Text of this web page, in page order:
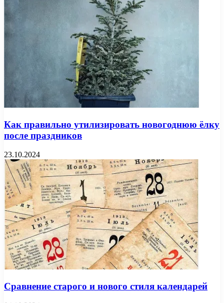
Как правильно утилизировать новогоднюю ёлку
после праздников
23.10.2024
Сравнение старого и нового стиля календарей